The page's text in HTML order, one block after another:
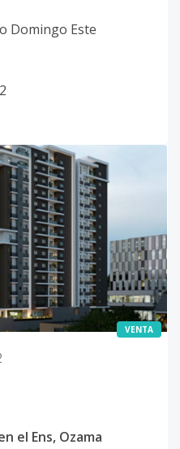
Domingo Este
VENTA
el Ens, Ozama